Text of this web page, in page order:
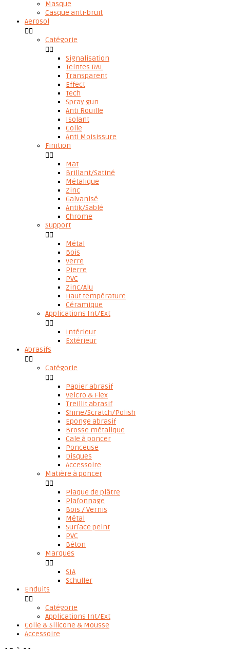
Masque
Casque anti-bruit
Aerosol

Catégorie

Signalisation
Teintes RAL
Transparent
Effect
Tech
Spray gun
Anti Rouille
Isolant
Colle
Anti Moisissure
Finition

Mat
Brillant/Satiné
Métalique
Zinc
Galvanisé
Antik/Sablé
Chrome
Support

Métal
Bois
Verre
Pierre
PVC
Zinc/Alu
Haut température
Céramique
Applications Int/Ext

Intérieur
Extérieur
Abrasifs

Catégorie

Papier abrasif
Velcro & Flex
Treillit abrasif
Shine/Scratch/Polish
Eponge abrasif
Brosse métalique
Cale à poncer
Ponceuse
Disques
Accessoire
Matière à poncer

Plaque de plâtre
Plafonnage
Bois / Vernis
Métal
Surface peint
PVC
Béton
Marques

SIA
Schuller
Enduits

Catégorie
Applications Int/Ext
Colle & Silicone & Mousse
Accessoire